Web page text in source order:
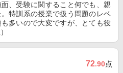
、受験に関すること何でも、親
特訓系の授業で扱う問題のレベ
多いので大変ですが、とても役
72.90点